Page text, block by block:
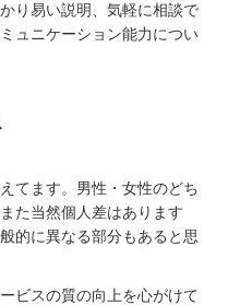
り易い説明、気軽に相談で
ュニケーション能力につい
てます。男性・女性のどち
た当然個人差はあります
的に異なる部分もあると思
ビスの質の向上を心がけて